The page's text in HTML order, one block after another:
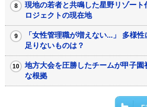
現地の若者と共鳴した星野リゾート
ロジェクトの現在地
「女性管理職が増えない...」 多様
足りないものは？
地方大会を圧勝したチームが甲子園
な根拠